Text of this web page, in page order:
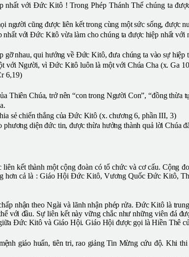
nhất với Đức Kitô ! Trong Phép Thánh Thể chúng ta
người cũng được liên kếttrong cùng một sức sống, được
nhất với Đức Kitô vừa làm cho chúng ta được hiệp nhất
gỡ nhau, qui hướng về Đức Kitô, đưa chúng ta vào sự
với Người, vì Đức Kitô luôn là một với Chúa Cha (x. Ga
6,19)
Thiên Chúa, trở nên “con trong Người Con”, “đồng thừa
sẻ chiến thắng của Đức Kitô (x. chương 6, phần III, 3)
phương diện đức tin, được thừa hưởng thành quả lời Chúa
kết thành một cộng đoàn có tổ chức và cơ cấu.
cả là : Giáo Hội Đức Kitô, Vương Quốc Đức Kitô,
nhận theo Ngài và lãnh nhận phép rửa. Đức Kitô là
với đầu. Sự liên kết này vững chắc như những viên đá
Đức Kitô và Giáo Hội. Giáo Hội được gọi là Hiền Thê
giáo huấn, tiên tri, rao giảng Tin Mừng cứu độ. Khi